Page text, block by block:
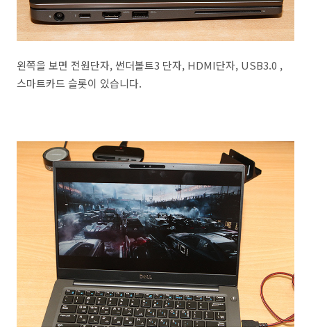
왼쪽을 보면 전원단자, 썬더볼트3 단자, HDMI단자, USB3.0 ,
스마트카드 슬롯이 있습니다.